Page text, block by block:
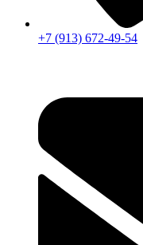
+7 (913) 672-49-54